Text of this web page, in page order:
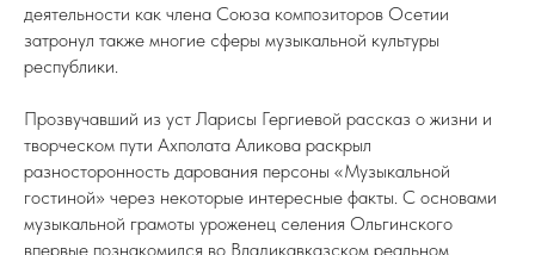
деятельности как члена Союза композиторов Осетии
затронул также многие сферы музыкальной культуры
республики.
Прозвучавший из уст Ларисы Гергиевой рассказ о жизни и
творческом пути Ахполата Аликова раскрыл
разносторонность дарования персоны «Музыкальной
гостиной» через некоторые интересные факты. С основами
музыкальной грамоты уроженец селения Ольгинского
впервые познакомился во Владикавказском реальном